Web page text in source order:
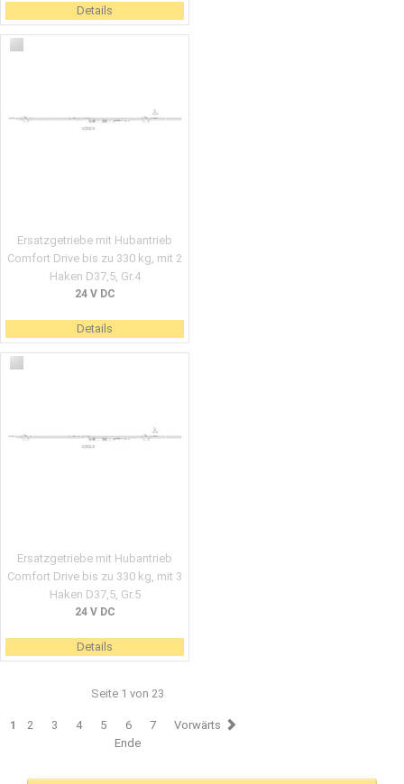
Details
Ersatzgetriebe mit Hubantrieb
Comfort Drive bis zu 330 kg, mit 2
Haken D37,5, Gr.4
24 V DC
Details
Ersatzgetriebe mit Hubantrieb
Comfort Drive bis zu 330 kg, mit 3
Haken D37,5, Gr.5
24 V DC
Details
Seite 1 von 23
1 2 3 4 5 6 7
Vorwärts
Ende